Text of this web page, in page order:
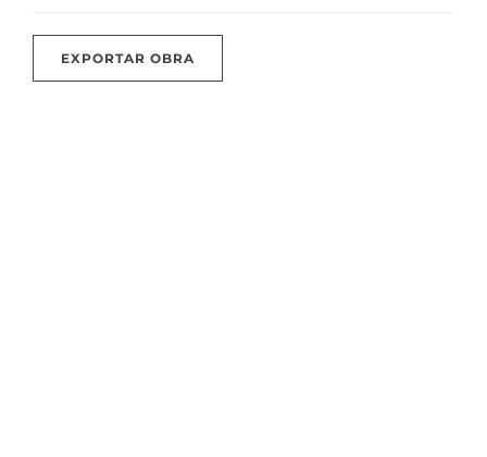
EXPORTAR OBRA